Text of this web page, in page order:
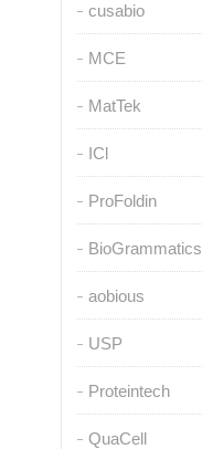
cusabio
MCE
MatTek
ICl
ProFoldin
BioGrammatics
aobious
USP
Proteintech
QuaCell